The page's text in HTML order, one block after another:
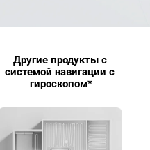
Другие продукты с
системой навигации с
гироскопом*